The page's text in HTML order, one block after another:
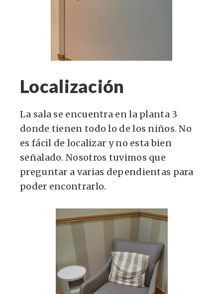
Localización
La sala se encuentra en la planta 3
donde tienen todo lo de los niños. No
es fácil de localizar y no esta bien
señalado. Nosotros tuvimos que
preguntar a varias dependientas para
poder encontrarlo.